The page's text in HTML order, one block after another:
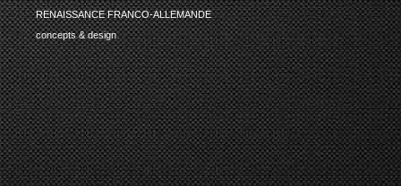
RENAISSANCE FRANCO-ALLEMANDE
concepts & design